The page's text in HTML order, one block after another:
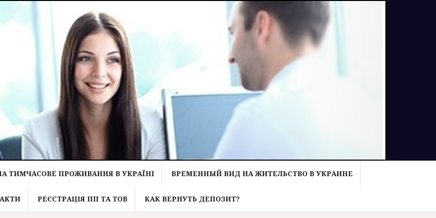
ТИМЧАСОВЕ ПРОЖИВАННЯ В УКРАЇНІ ВРЕМЕННЫЙ ВИД НА ЖИТЕЛЬСТВО В УКРАИНЕ
РЕЄСТРАЦІЯ ПП ТА ТОВ КАК ВЕРНУТЬ ДЕПОЗИТ?